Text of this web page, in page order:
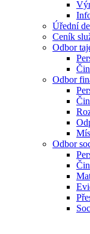
Úřední
Ceník
Odbor
Odbor
Odbor